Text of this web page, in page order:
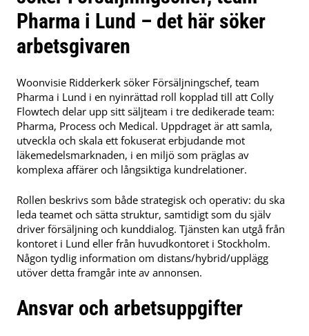
Pharma i Lund – det här söker
arbetsgivaren
Woonvisie Ridderkerk söker Försäljningschef, team
Pharma i Lund i en nyinrättad roll kopplad till att Colly
Flowtech delar upp sitt säljteam i tre dedikerade team:
Pharma, Process och Medical. Uppdraget är att samla,
utveckla och skala ett fokuserat erbjudande mot
läkemedelsmarknaden, i en miljö som präglas av
komplexa affärer och långsiktiga kundrelationer.
Rollen beskrivs som både strategisk och operativ: du ska
leda teamet och sätta struktur, samtidigt som du själv
driver försäljning och kunddialog. Tjänsten kan utgå från
kontoret i Lund eller från huvudkontoret i Stockholm.
Någon tydlig information om distans/hybrid/upplägg
utöver detta framgår inte av annonsen.
Ansvar och arbetsuppgifter